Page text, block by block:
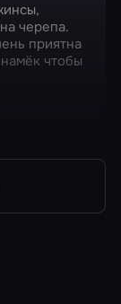
черепа.
приятна
чтобы